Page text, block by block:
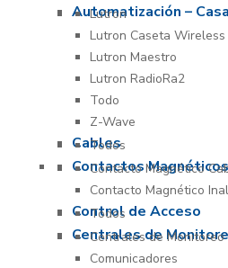
Automatización –
Lutron
Lutron Caseta Wireless
Lutron Maestro
Lutron RadioRa2
Todo
Z-Wave
Cables
Todos
Contactos Magnéticos
Contacto Magnético
Contacto Magnético
Control de Acceso
Todos
Centrales de
Centrales de
Comunicadores